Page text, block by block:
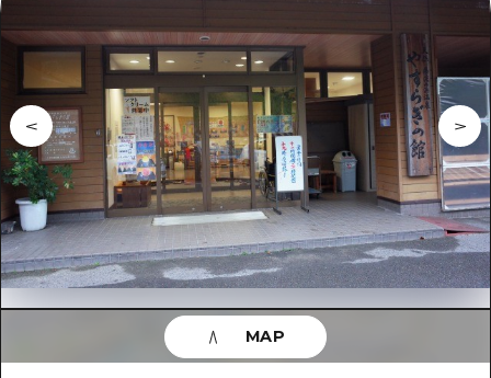
목록
추천
아트
이벤트/축제
음식/술
사이클링
쇼핑
스포츠
모델 코스
목록
Dive! Hiroshima 공식 가이드
Hiroshima Moshimo Travel
히로시마시 주변
아키(安芸)
빈고(備後)
관광지・체험
목록
히로시마시 주변
아키(安芸)
빈고(備後)
비북(備北)
계절 정보
이벤트
유용한 정보
목록
MAP